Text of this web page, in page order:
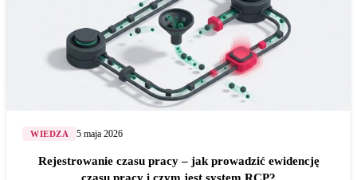
WIEDZA 5 maja 2026
Rejestrowanie czasu pracy – jak prowadzić ewidencję